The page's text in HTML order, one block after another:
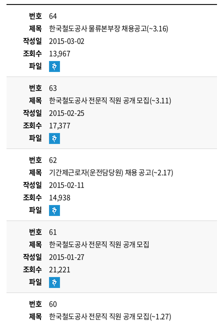
번호
64
제목
한국철도공사 물류본부장 채용공고(~3.16)
작성일
2015-03-02
조회수
13,967
파일
번호
63
제목
한국철도공사 전문직 직원 공개 모집(~3.11)
작성일
2015-02-25
조회수
17,377
파일
번호
62
제목
기간제근로자(운전담당원) 채용 공고(~2.17)
작성일
2015-02-11
조회수
14,938
파일
번호
61
제목
한국철도공사 전문직 직원 공개 모집
작성일
2015-01-27
조회수
21,221
파일
번호
60
제목
한국철도공사 전문직 직원 공개 모집(~1.27)